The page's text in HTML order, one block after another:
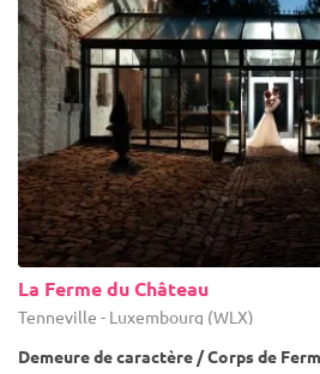
La Ferme du Château
Tenneville - Luxembourg (WLX)
Demeure de caractère / Corps de